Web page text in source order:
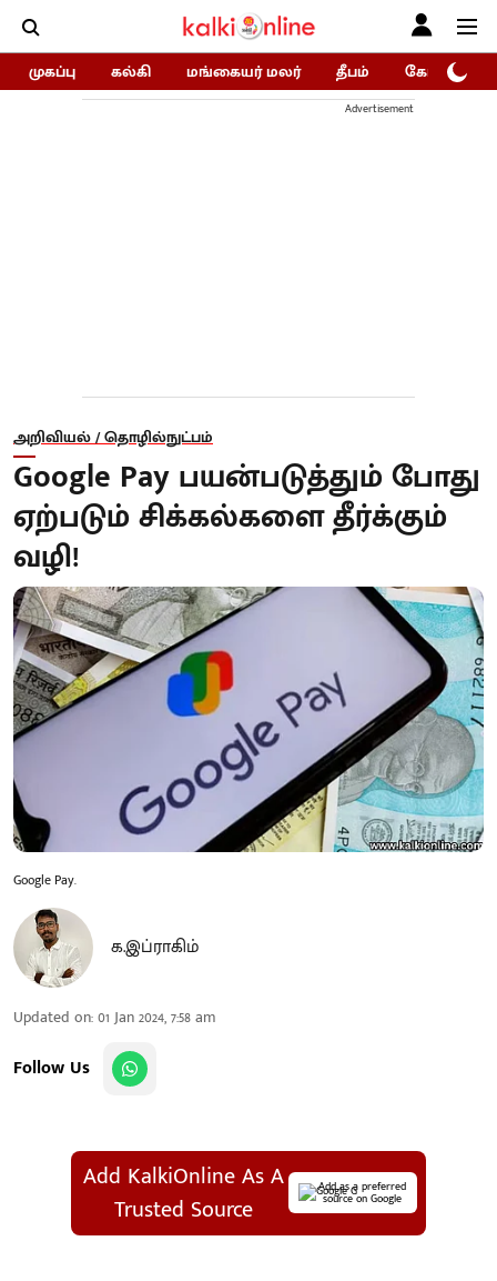
முகப்பு கல்கி மங்கையர் மலர் தீபம் கோகுலம்/
Advertisement
அறிவியல் / தொழில்நுட்பம்
Google Pay பயன்படுத்தும் போது
ஏற்படும் சிக்கல்களை தீர்க்கும்
வழி!
Google Pay.
க.இப்ராகிம்
Updated on:01 Jan 2024, 7:58 am
Follow Us
Add KalkiOnline As A
Trusted Source
Add as a preferred
source on Google